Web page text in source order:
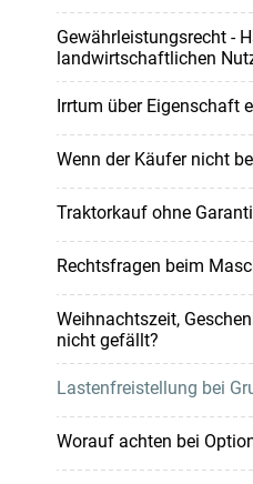
Gewährleistungsrecht -
landwirtschaftlichen
Irrtum über Eigenschaft
Wenn der Käufer nicht
Traktorkauf ohne
Rechtsfragen beim
Weihnachtszeit,
nicht gefällt?
Lastenfreistellung bei
Worauf achten bei